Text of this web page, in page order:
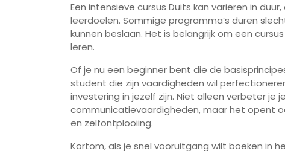
Een intensieve cursus Duits kan variëren in
leerdoelen. Sommige programma’s duren
kunnen beslaan. Het is belangrijk om een
leren.
Of je nu een beginner bent die de
student die zijn vaardigheden wil
investering in jezelf zijn. Niet alleen verbeter je
communicatievaardigheden, maar het opent
en zelfontplooiing.
Kortom, als je snel vooruitgang wilt boeken in